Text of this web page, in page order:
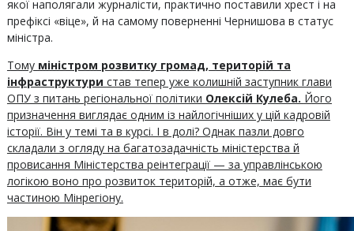
якої наполягали журналісти, практично поставили хрест і на
префіксі «віце», й на самому поверненні Чернишова в статус
міністра.
Тому міністром розвитку громад, територій та
інфраструктури став тепер уже колишній заступник глави
ОПУ з питань регіональної політики Олексій Кулеба. Його
призначення виглядає одним із найлогічніших у цій кадровій
історії. Він у темі та в курсі. І в долі? Однак пазли довго
складали з огляду на багатозадачність міністерства й
провисання Міністерства реінтеграції — за управлінською
логікою воно про розвиток територій, а отже, має бути
частиною Мінрегіону.